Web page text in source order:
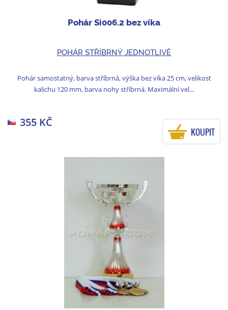
Pohár Si006.2 bez víka
POHÁR STŘÍBRNÝ JEDNOTLIVĚ
Pohár samostatný, barva stříbrná, výška bez víka 25 cm, velikost
kalichu 120 mm, barva nohy stříbrná. Maximální vel...
355 KČ
KOUPIT